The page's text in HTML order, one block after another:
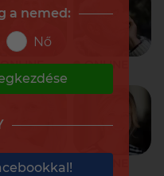
ONLINE ONLINE
ONLINE
a nemed:
Nő